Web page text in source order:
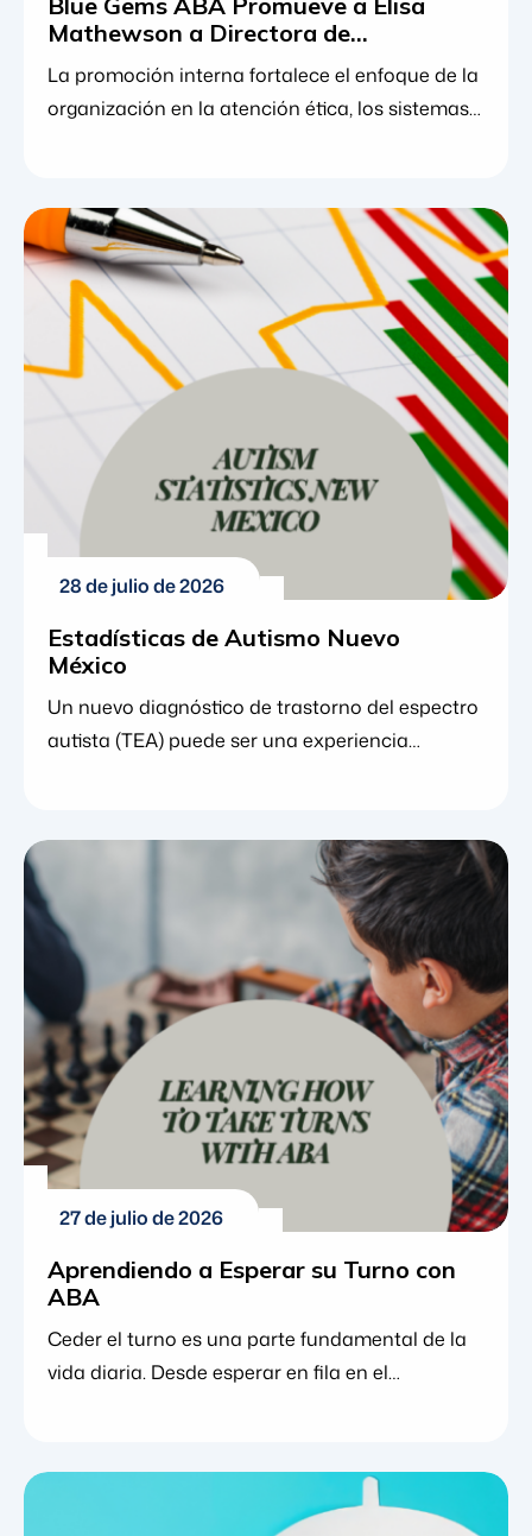
Mathewson a Directora de
Cumplimiento
La promoción interna fortalece el enfoque de la
organización en la atención ética, los sistemas
de Elisa Mathewson a
28 de julio de 2026
Estadísticas de Autismo Nuevo
México
Un nuevo diagnóstico de trastorno del espectro
autista (TEA) puede ser una experiencia
de comportamiento y la investigación de
opciones terapéuticas, muchos padres
encuentran consuelo al observar el panorama
general. Comprender los datos y las tendencias
detrás de una condición puede proporcionar un
sentido vital de perspectiva, tranquilizando a las
familias […]
27 de julio de 2026
Aprendiendo a Esperar su Turno con
ABA
Ceder el turno es una parte fundamental de la
vida diaria. Desde esperar en fila en el
momentos con otros requiere